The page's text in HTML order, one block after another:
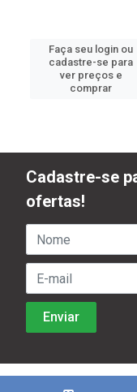
Faça seu login ou
cadastre-se para
ver preços e
comprar
Cadastre-se
ofertas!